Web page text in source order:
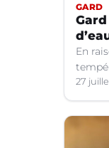
GARD
En
27